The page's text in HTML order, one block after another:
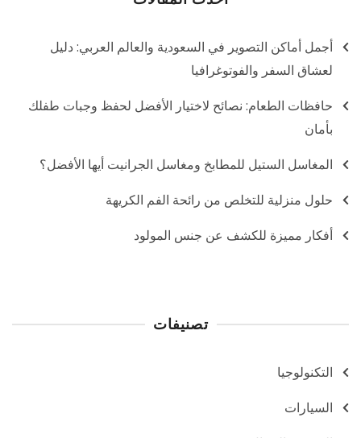
أجمل أماكن التصوير في السعودية والعالم العربي: دليل
لعشاق السفر والفوتوغرافيا
حافظات الطعام: نصائح لاختيار الأفضل لحفظ وجبات طفلك
بأمان
المغاسل الستيل للمطابخ ومغاسل الجرانيت أيها الأفضل؟
حلول منزلية للتخلص من رائحة الفم الكريهة
أفكار مميزة للكشف عن جنس المولود
تصنيفات
التكنولوجيا
السيارات